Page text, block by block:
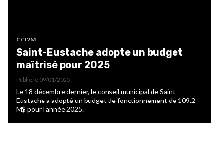
CCI2M
Saint-Eustache adopte un budget
maîtrisé pour 2025
Publié le 09/01/2025
Le 18 décembre dernier, le conseil municipal de Saint-
Eustache a adopté un budget de fonctionnement de 109,2
M$ pour l’année 2025.